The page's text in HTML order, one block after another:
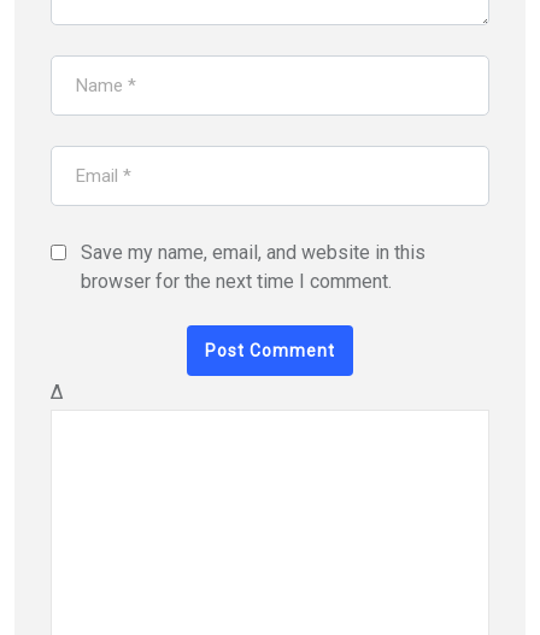
Save my name, email, and website in this
browser for the next time I comment.
Δ